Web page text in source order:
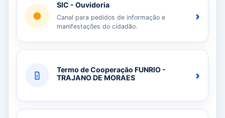
SIC - Ouvidoria
Canal para pedidos de informação e
manifestações do cidadão.
›
Termo de Cooperação FUNRIO -
TRAJANO DE MORAES
›